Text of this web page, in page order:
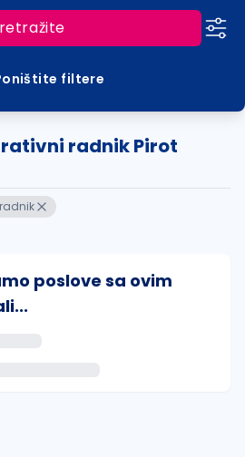
filtere
radnik Pirot
poslove sa ovim